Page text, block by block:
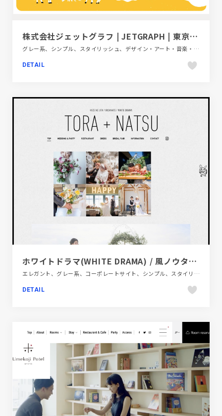
株式会社ジェットグラフ | JETGRAPH | 東京千代田区のデザイン会社
グレー系、シンプル、スタイリッシュ、デザイン・アート・音楽・文芸、ブランド・サービスサイト、ホワイト系、大きめ写真
DETAIL
ホワイトドラマ(WHITE DRAMA) / 風ノウタ(kazenouta) / アイアンナッツ(IRONNATS) | 岡山市にあるレストランウエディングのお店
エレガント、グレー系、コーポレートサイト、シンプル、スタイリッシュ、ナチュラル、モーション多め、飲食店・グルメ・ウェディング
DETAIL